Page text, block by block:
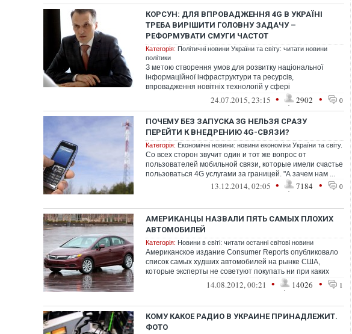
КОРСУН: ДЛЯ ВПРОВАДЖЕННЯ 4G В УКРАЇНІ
ТРЕБА ВИРІШИТИ ГОЛОВНУ ЗАДАЧУ –
РЕФОРМУВАТИ СМУГИ ЧАСТОТ
Категорія: Політичні новини України та світу: читати новини
політики
З метою створення умов для розвитку національної
інформаційної інфраструктури та ресурсів,
впровадження новітніх технологій у сфері
телекомунікацій, з...24.07.2015, 23:15 • 2902 • 0
ПОЧЕМУ БЕЗ ЗАПУСКА 3G НЕЛЬЗЯ СРАЗУ
ПЕРЕЙТИ К ВНЕДРЕНИЮ 4G-СВЯЗИ?
Категорія: Економічні новини: новини економіки України та світу.
Со всех сторон звучит один и тот же вопрос от
пользователей мобильной связи, которые имели счастье
пользоватьcя 4G услугами за границей. "А зачем нам ...
13.12.2014, 02:05 • 7184 • 0
АМЕРИКАНЦЫ НАЗВАЛИ ПЯТЬ САМЫХ ПЛОХИХ
АВТОМОБИЛЕЙ
Категорія: Новини в світі: читати останні світові новини
Американское издание Consumer Reports опубликовало
список самых худших автомобилей на рынке США,
которые эксперты не советуют покупать ни при каких
14.08.2012, 00:21 • 14026 • 1
КОМУ КАКОЕ РАДИО В УКРАИНЕ ПРИНАДЛЕЖИТ.
ФОТО